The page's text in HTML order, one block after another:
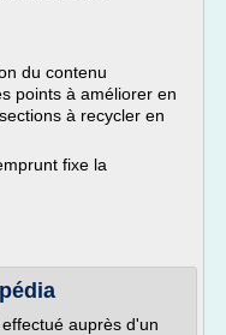
du contenu
points à améliorer en
à recycler en
fixe la
auprès d'un